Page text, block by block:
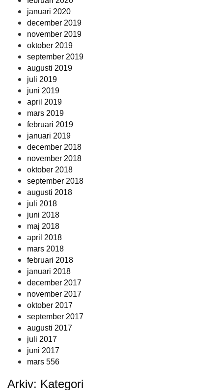
januari 2020
december 2019
november 2019
oktober 2019
september 2019
augusti 2019
juli 2019
juni 2019
april 2019
mars 2019
februari 2019
januari 2019
december 2018
november 2018
oktober 2018
september 2018
augusti 2018
juli 2018
juni 2018
maj 2018
april 2018
mars 2018
februari 2018
januari 2018
december 2017
november 2017
oktober 2017
september 2017
augusti 2017
juli 2017
juni 2017
mars 556
Arkiv: Kategori